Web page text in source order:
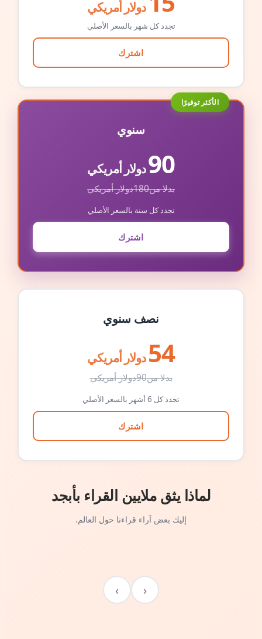
دولار أمريكي
تجدد كل شهر بالسعر الأصلي
اشترك
الأكثر توفيرًا
سنوي
90دولار أمريكي
بدلا من180دولار أمريكي
تجدد كل سنة بالسعر الأصلي
اشترك
نصف سنوي
54 دولار أمريكي
بدلا من90دولار أمريكي
تجدد كل 6 أشهر بالسعر الأصلي
اشترك
لماذا يثق ملايين القراء بأبجد
إليك بعض آراء قراءنا حول العالم.
‹
›